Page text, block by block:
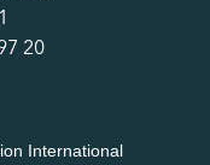
20
International